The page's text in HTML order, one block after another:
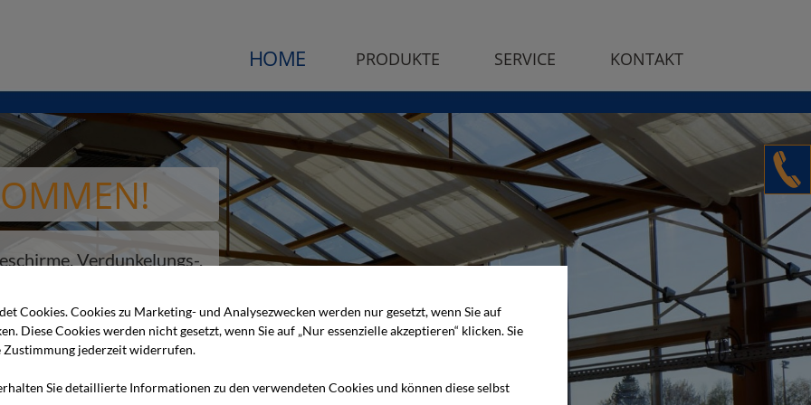
HOME PRODUKTE SERVICE KONTAKT
Verdunkelungs-,
dabei noch bares Geld.
Cookies. Cookies zu Marketing- und Analysezwecken werden nur gesetzt, wenn Sie auf
Diese Cookies werden nicht gesetzt, wenn Sie auf „Nur essenzielle akzeptieren“ klicken. Sie
jederzeit widerrufen.
Sie detaillierte Informationen zu den verwendeten Cookies und können diese selbst